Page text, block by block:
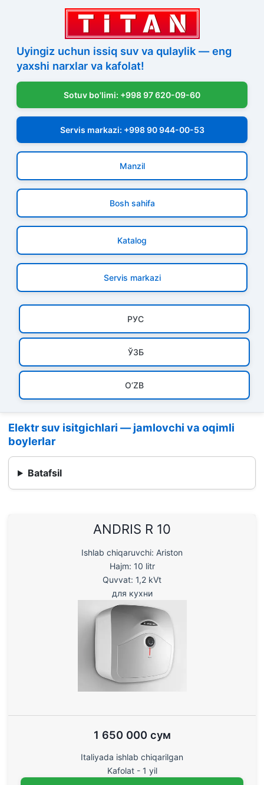
Uyingiz uchun issiq suv va qulaylik — eng
yaxshi narxlar va kafolat!
Sotuv bo'limi: +998 97 620-09-60
Servis markazi: +998 90 944-00-53
Manzil
Bosh sahifa
Katalog
Servis markazi
РУC
ЎЗБ
O’ZB
Elektr suv isitgichlari — jamlovchi va oqimli
boylerlar
Batafsil
ANDRIS R 10
Ishlab chiqaruvchi: Ariston
Hajm: 10 litr
Quvvat: 1,2 kVt
для кухни
1 650 000 сум
Italiyada ishlab chiqarilgan
Kafolat - 1 yil